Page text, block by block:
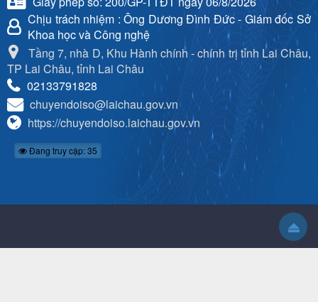
Chịu trách nhiệm : Ông Dương Đình Đức - Giám đốc Sở
Khoa học và Công nghệ
Tầng 7, nhà D, Khu Hành chính - chính trị tỉnh Lai Châu,
TP Lai Châu, tỉnh Lai Châu
02133791828
chuyendoiso@laichau.gov.vn
https://chuyendoiso.laichau.gov.vn
Đang truy cập: 35